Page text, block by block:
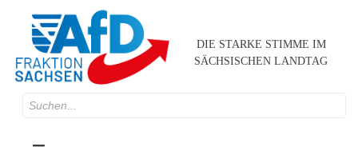
DIE STARKE STIMME IM
SÄCHSISCHEN LANDTAG